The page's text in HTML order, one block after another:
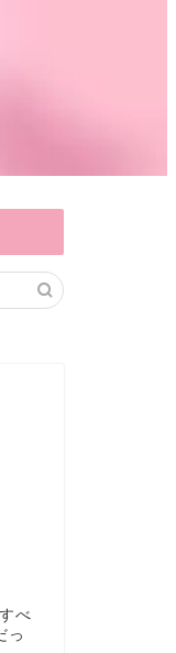
べ
っ